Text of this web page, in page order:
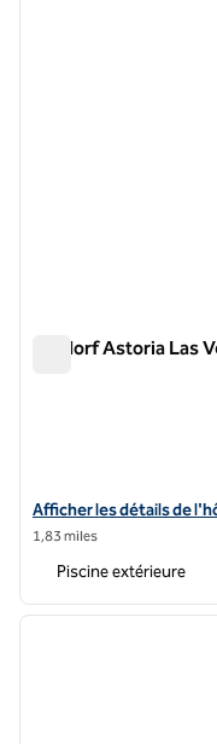
Waldorf Astoria Las
Afficher les détails de
Afficher les détails de
1,83 miles
Piscine extérieure
1 sur 12